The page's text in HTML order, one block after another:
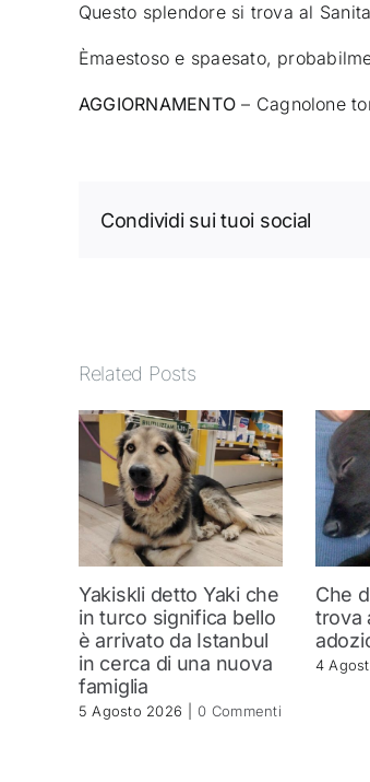
Questo splendore si trova al
Èmaestoso e spaesato,
AGGIORNAMENTO – Cagnolone
Condividi sui tuoi social
Related Posts
Yakiskli detto Yaki che
in turco significa bello
è arrivato da Istanbul
in cerca di una nuova
famiglia
5 Agosto 2026 0 Commenti
Che
trova
4